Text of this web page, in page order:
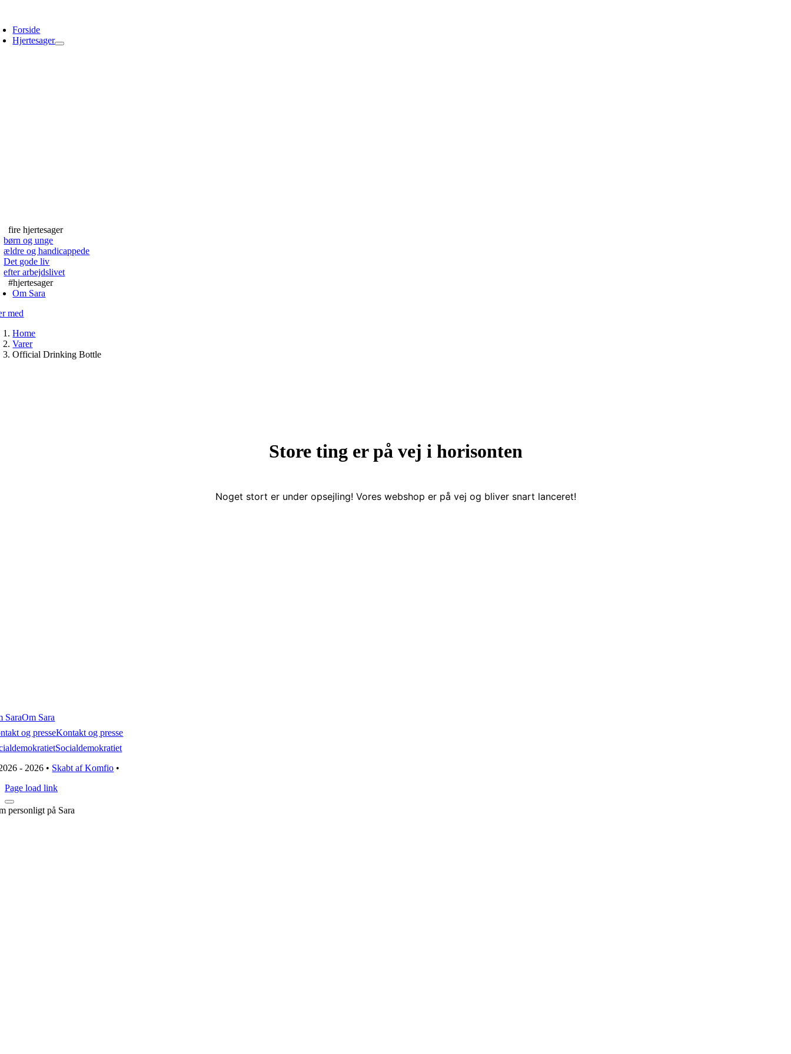
content
Forside
Hjertesager
fire hjertesager
børn og unge
ældre og handicappede
Det gode liv
efter arbejdslivet
#hjertesager
Om Sara
med
Home
Varer
Official Drinking Bottle
Store ting er på vej i horisonten
Noget stort er under opsejling! Vores webshop er på vej og bliver snart lanceret!
SaraOm Sara
og presseKontakt og presse
Socialdemokratiet
- 2026 • Skabt af Komfio •
Page load link
personligt på Sara